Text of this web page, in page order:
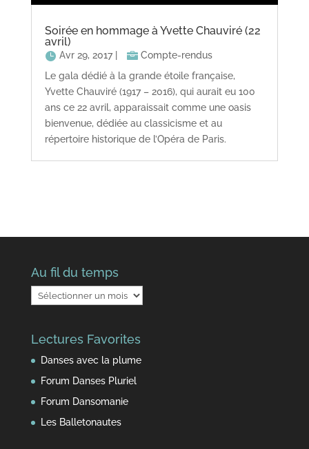
Soirée en hommage à Yvette Chauviré (22
avril)
Avr 29, 2017|
Compte-rendus
Le gala dédié à la grande étoile française,
Yvette Chauviré (1917 – 2016), qui aurait eu 100
ans ce 22 avril, apparaissait comme une oasis
bienvenue, dédiée au classicisme et au
répertoire historique de l’Opéra de Paris.
Au fil du temps
Au
fil
temps
Lectures Favorites
Danses avec la plume
Forum Danses Pluriel
Forum Dansomanie
Les Balletonautes